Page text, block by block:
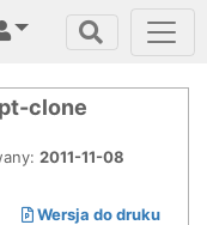
clone
2011-11-08
Wersja do druku